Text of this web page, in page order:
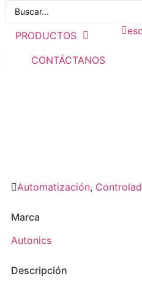
PRODUCTOS
CONTÁCTANOS
Automatización,
Marca
Autonics
Descripción